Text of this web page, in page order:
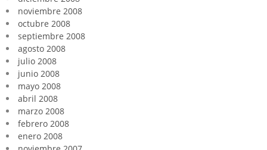
noviembre 2008
octubre 2008
septiembre 2008
agosto 2008
julio 2008
junio 2008
mayo 2008
abril 2008
marzo 2008
febrero 2008
enero 2008